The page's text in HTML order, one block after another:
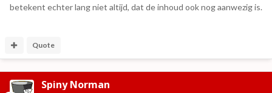
betekent echter lang niet altijd, dat de inhoud ook nog aanwezig is.
Quote
Spiny Norman